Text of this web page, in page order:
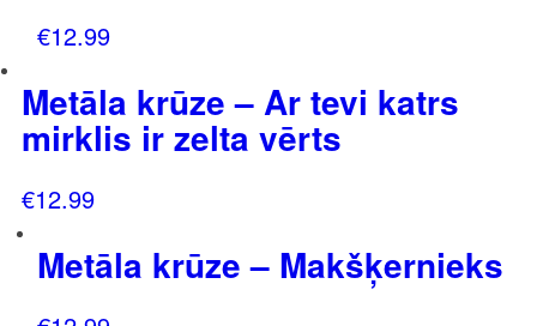
€12.99
Metāla krūze – Ar tevi katrs
mirklis ir zelta vērts
€12.99
Metāla krūze – Makšķernieks